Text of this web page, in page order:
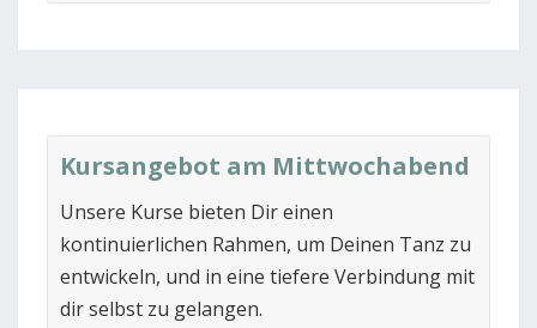
Kursangebot am Mittwochabend
Unsere Kurse bieten Dir einen
kontinuierlichen Rahmen, um Deinen Tanz zu
entwickeln, und in eine tiefere Verbindung mit
dir selbst zu gelangen.